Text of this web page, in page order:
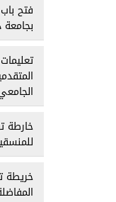
فتح
بجامعة
الجامعي2018/
خارطة
خريطة